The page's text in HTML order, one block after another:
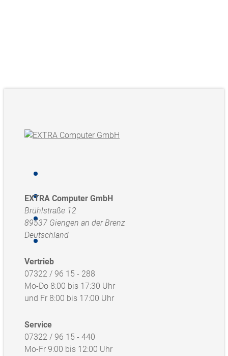
EXTRA Computer GmbH
Brühlstraße 12
89537 Giengen an der Brenz
Deutschland
Vertrieb
07322 / 96 15 - 288
Mo-Do 8:00 bis 17:30 Uhr
und Fr 8:00 bis 17:00 Uhr
Service
07322 / 96 15 - 440
Mo-Fr 9:00 bis 12:00 Uhr